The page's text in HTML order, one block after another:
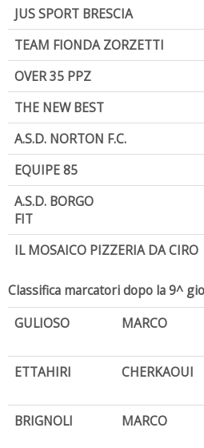
JUS SPORT BRESCIA
TEAM FIONDA ZORZETTI
OVER 35 PPZ
THE NEW BEST
A.S.D. NORTON F.C.
EQUIPE 85
A.S.D. BORGO
FIT
IL MOSAICO PIZZERIA DA CIRO
Classifica marcatori dopo la 9^
GULIOSO
MARCO
ETTAHIRI CHERKAOUI
BRIGNOLI MARCO